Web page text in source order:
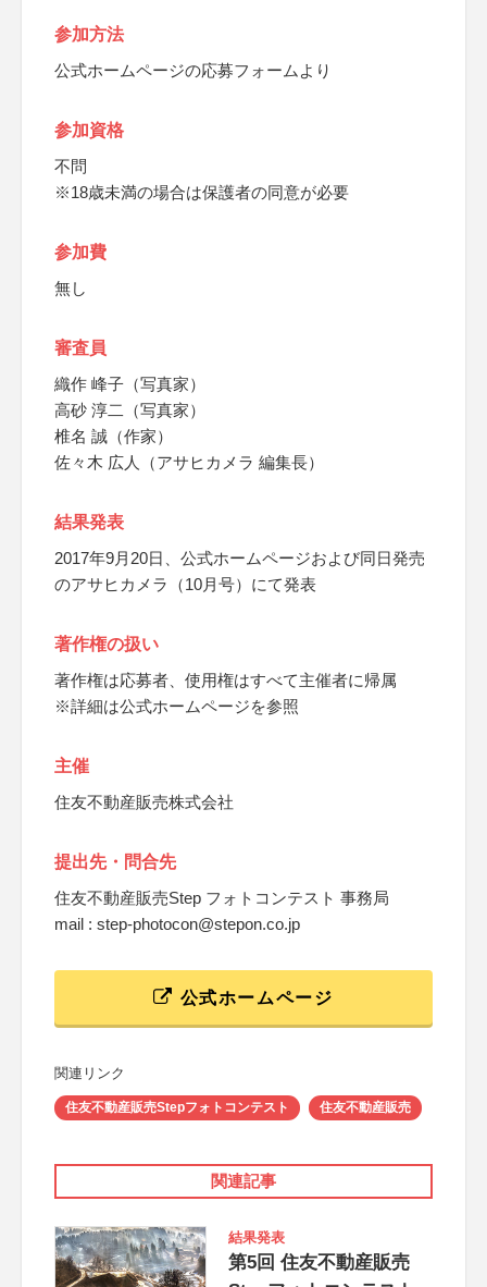
参加方法
公式ホームページの応募フォームより
参加資格
不問
※18歳未満の場合は保護者の同意が必要
参加費
無し
審査員
織作 峰子（写真家）
高砂 淳二（写真家）
椎名 誠（作家）
佐々木 広人（アサヒカメラ 編集長）
結果発表
2017年9月20日、公式ホームページおよび同日発売
のアサヒカメラ（10月号）にて発表
著作権の扱い
著作権は応募者、使用権はすべて主催者に帰属
※詳細は公式ホームページを参照
主催
住友不動産販売株式会社
提出先・問合先
住友不動産販売Step フォトコンテスト 事務局
mail : step-photocon@stepon.co.jp
公式ホームページ
関連リンク
住友不動産販売Stepフォトコンテスト 住友不動産販売
関連記事
結果発表
第5回 住友不動産販売